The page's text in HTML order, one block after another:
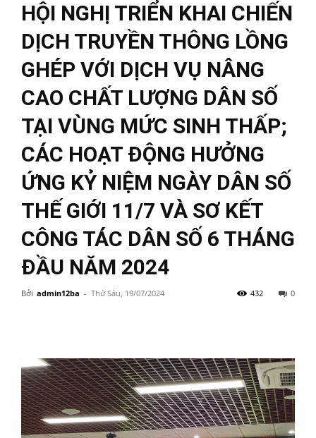
HỘI NGHỊ TRIỂN KHAI CHIẾN
DỊCH TRUYỀN THÔNG LỒNG
GHÉP VỚI DỊCH VỤ NÂNG
CAO CHẤT LƯỢNG DÂN SỐ
TẠI VÙNG MỨC SINH THẤP;
CÁC HOẠT ĐỘNG HƯỞNG
ỨNG KỶ NIỆM NGÀY DÂN SỐ
THẾ GIỚI 11/7 VÀ SƠ KẾT
CÔNG TÁC DÂN SỐ 6 THÁNG
ĐẦU NĂM 2024
Bởi admin12ba - Thứ Sáu, 19/07/2024 0
432